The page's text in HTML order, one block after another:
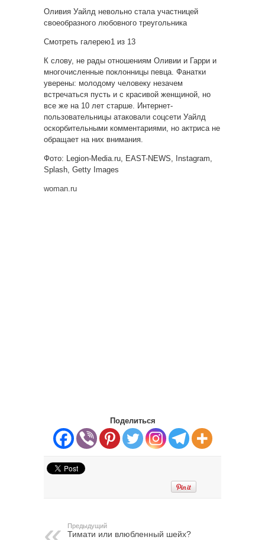
Оливия Уайлд невольно стала участницей
своеобразного любовного треугольника
Смотреть галерею1 из 13
К слову, не рады отношениям Оливии и Гарри и
многочисленные поклонницы певца. Фанатки
уверены: молодому человеку незачем
встречаться пусть и с красивой женщиной, но
все же на 10 лет старше. Интернет-
пользовательницы атаковали соцсети Уайлд
оскорбительными комментариями, но актриса не
обращает на них внимания.
Фото: Legion-Media.ru, EAST-NEWS, Instagram,
Splash, Getty Images
woman.ru
Поделиться
Предыдущий
Тимати или влюбленный шейх?